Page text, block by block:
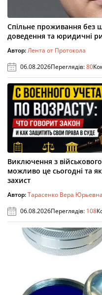
Спільне проживання без
доведення та юридичні
Автор:Лента от Протокола
06.08.2026Переглядів:80
Виключення з
можливо це сьогодні та
захист
Автор:Тарасенко Вера Юрьевна
06.08.2026Переглядів: 108